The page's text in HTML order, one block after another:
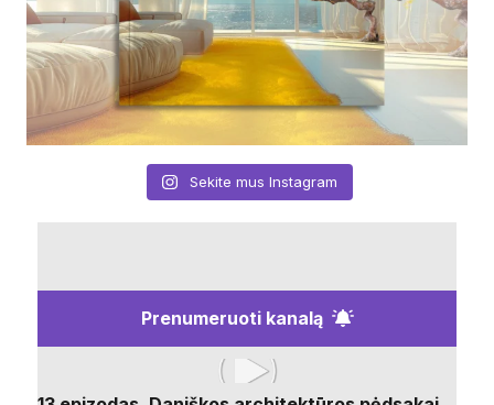
Sekite mus Instagram
Prenumeruoti kanalą